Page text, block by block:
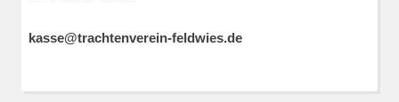
kasse@trachtenverein-feldwies.de